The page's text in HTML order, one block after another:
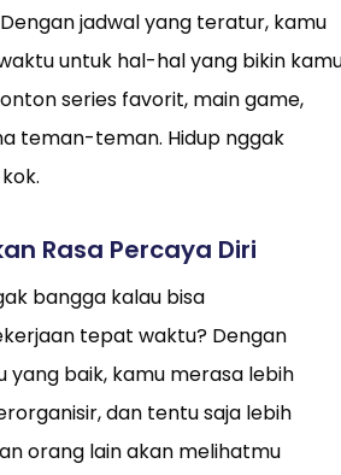
jadwal yang teratur, kamu
untuk hal-hal yang bikin
series favorit, main game,
teman-teman. Hidup nggak
Rasa Percaya Diri
bangga kalau bisa
tepat waktu? Dengan
yang baik, kamu merasa lebih
dan tentu saja lebih
orang lain akan melihatmu